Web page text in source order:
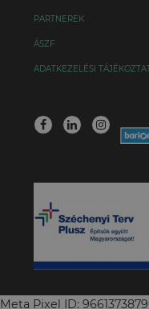
PARTNEREK
ÁSZF
ADATKEZELÉSI
Meta Pixel ID: